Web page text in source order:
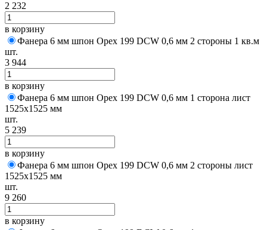
2 232
в корзину
Фанера 6 мм шпон Орех 199 DCW 0,6 мм 2 стороны 1 кв.м
шт.
3 944
в корзину
Фанера 6 мм шпон Орех 199 DCW 0,6 мм 1 сторона лист
1525х1525 мм
шт.
5 239
в корзину
Фанера 6 мм шпон Орех 199 DCW 0,6 мм 2 стороны лист
1525х1525 мм
шт.
9 260
в корзину